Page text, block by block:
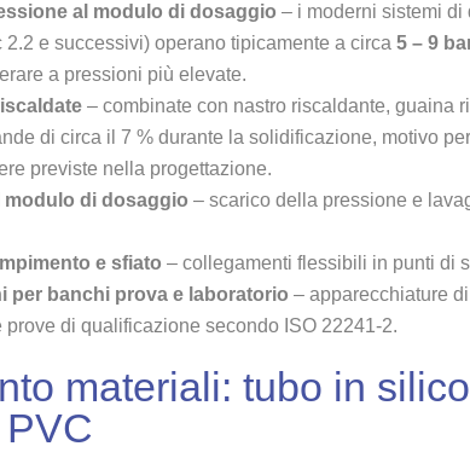
al modulo di dosaggio – i moderni sistemi di
2.2 e successivi) operano tipicamente a circa 5 – 9
a pressioni più elevate.
– combinate con nastro riscaldante, guaina
di circa il 7 % durante la solidificazione, motivo
previste nella progettazione.
modulo di dosaggio – scarico della pressione e
e sfiato – collegamenti flessibili in punti di
per banchi prova e laboratorio – apparecchiature
prove di qualificazione secondo ISO 22241-2.
materiali: tubo in